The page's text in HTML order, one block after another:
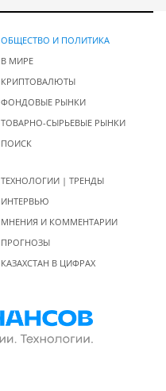
ОБЩЕСТВО И ПОЛИТИКА
В МИРЕ
КРИПТОВАЛЮТЫ
ФОНДОВЫЕ РЫНКИ
ТОВАРНО-СЫРЬЕВЫЕ РЫНКИ
ПОИСК
ТЕХНОЛОГИИ | ТРЕНДЫ
ИНТЕРВЬЮ
МНЕНИЯ И КОММЕНТАРИИ
ПРОГНОЗЫ
КАЗАХСТАН В ЦИФРАХ